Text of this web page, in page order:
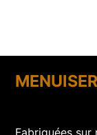
Fabriquées